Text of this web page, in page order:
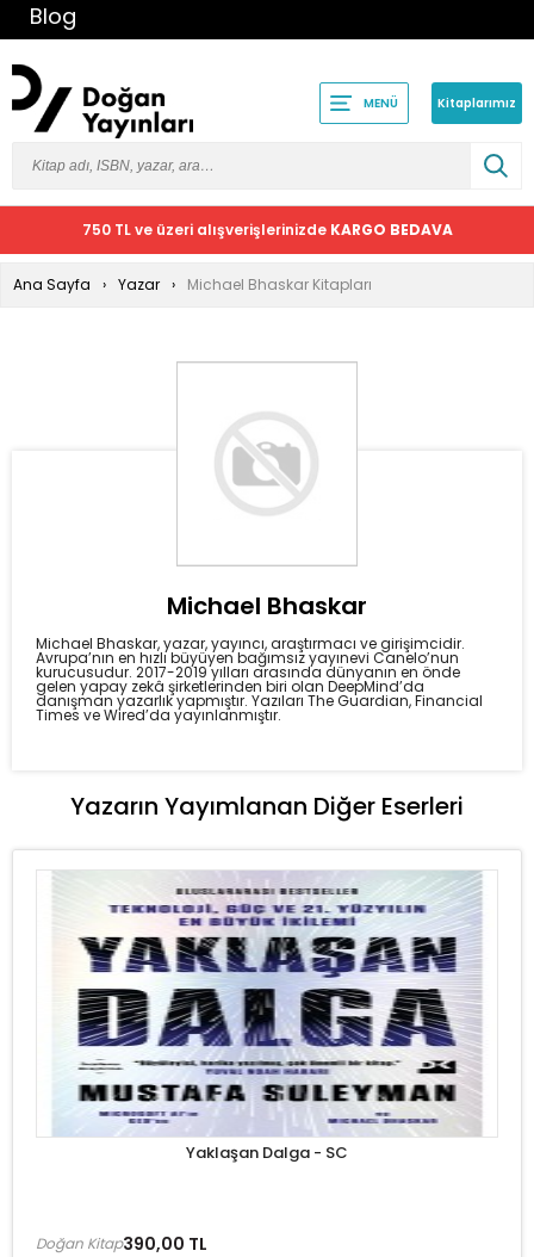
Blog
MENÜ Kitaplarımız
750 TL ve üzeri alışverişlerinizde KARGO BEDAVA
Ana Sayfa Yazar Michael Bhaskar Kitapları
Michael Bhaskar
Michael Bhaskar, yazar, yayıncı, araştırmacı ve girişimcidir.
Avrupa’nın en hızlı büyüyen bağımsız yayınevi Canelo’nun
kurucusudur. 2017-2019 yılları arasında dünyanın en önde
gelen yapay zekâ şirketlerinden biri olan DeepMind’da
danışman yazarlık yapmıştır. Yazıları The Guardian, Financial
Times ve Wired’da yayınlanmıştır.
Yazarın Yayımlanan Diğer Eserleri
Yaklaşan Dalga - SC
390,00 TL
Doğan Kitap